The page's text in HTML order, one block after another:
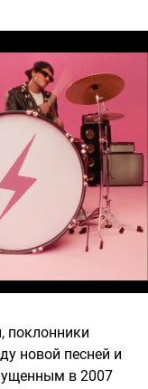
поклонники
новой песней и
в 2007